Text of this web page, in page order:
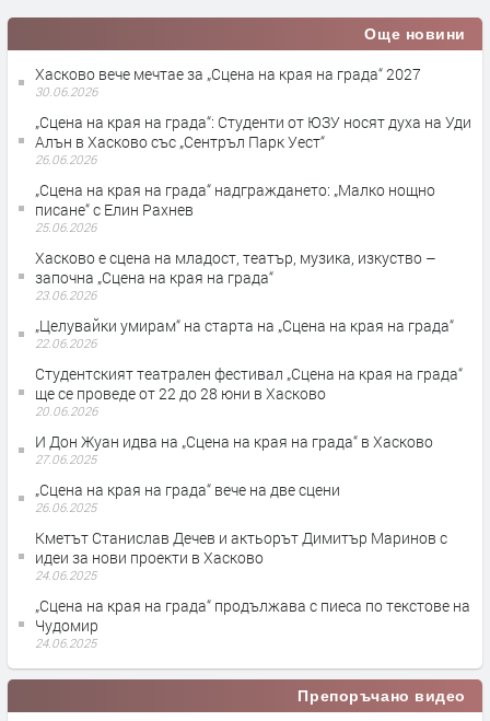
Още новини
Хасково вече мечтае за „Сцена на края на града“ 2027
30.06.2026
„Сцена на края на града“: Студенти от ЮЗУ носят духа на Уди
Алън в Хасково със „Сентръл Парк Уест“
26.06.2026
„Сцена на края на града“ надграждането: „Малко нощно
писане“ с Елин Рахнев
25.06.2026
Хасково е сцена на младост, театър, музика, изкуство –
започна „Сцена на края на града“
23.06.2026
„Целувайки умирам“ на старта на „Сцена на края на града“
22.06.2026
Студентският театрален фестивал „Сцена на края на града“
ще се проведе от 22 до 28 юни в Хасково
20.06.2026
И Дон Жуан идва на „Сцена на края на града“ в Хасково
27.06.2025
„Сцена на края на града“ вече на две сцени
26.06.2025
Кметът Станислав Дечев и актьорът Димитър Маринов с
идеи за нови проекти в Хасково
24.06.2025
„Сцена на края на града“ продължава с пиеса по текстове на
Чудомир
24.06.2025
Препоръчано видео